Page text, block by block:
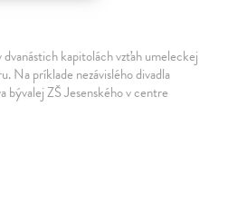
kapitolách vzťah umeleckej
Na príklade nezávislého divadla
bývalej ZŠ Jesenského v centre